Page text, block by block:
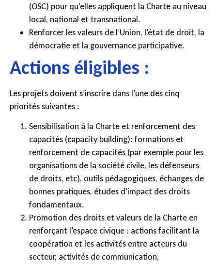
(OSC) pour qu’elles appliquent la Charte au niveau
local, national et transnational.
Renforcer les valeurs de l’Union, l’état de droit, la
démocratie et la gouvernance participative.
Actions éligibles :
Les projets doivent s’inscrire dans l’une des cinq
priorités suivantes :
Sensibilisation à la Charte et renforcement des
capacités (capacity building): formations et
renforcement de capacités (par exemple pour les
organisations de la société civile, les défenseurs
de droits, etc), outils pédagogiques, échanges de
bonnes pratiques, études d’impact des droits
fondamentaux.
Promotion des droits et valeurs de la Charte en
renforçant l’espace civique : actions facilitant la
coopération et les activités entre acteurs du
secteur, activités de communication,